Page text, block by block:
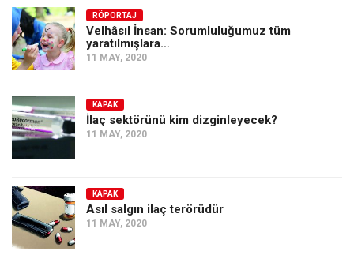
Avustralya
Tarih
Dosyalar
RÖPORTAJ
Velhâsıl İnsan: Sorumluluğumuz tüm
yaratılmışlara…
11 MAY, 2020
KAPAK
İlaç sektörünü kim dizginleyecek?
11 MAY, 2020
KAPAK
Asıl salgın ilaç terörüdür
11 MAY, 2020